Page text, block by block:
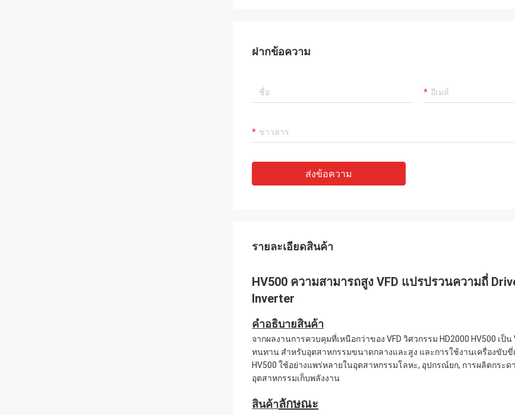
ฝากข้อความ
ส่งข้อความ
รายละเอียดสินค้า
HV500 ความสามารถสูง VFD แปรปรวนความถี่
Inverter
คําอธิบายสินค้า
จากผลงานการควบคุมที่เหนือกว่าของ VFD วิศวกรรม HD2000 HV500
ทนทาน สําหรับอุตสาหกรรมขนาดกลางและสูง และการใช้งานเครื่องขับขี่เ
HV500 ใช้อย่างแพร่หลายในอุตสาหกรรมโลหะ, อุปกรณ์ยก, การผลิตกระด
อุตสาหกรรมเก็บพลังงาน
สินค้าลักษณะ